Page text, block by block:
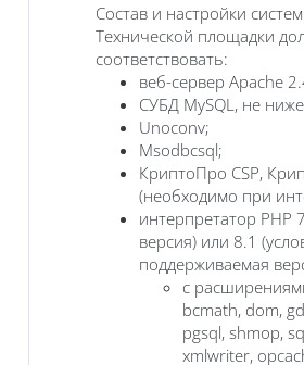
Состав и настройки
Технической площадки
соответствовать:
веб-сервер Apache
СУБД MySQL, не
Unoconv;
Msodbcsql;
КриптоПро CSP,
(необходимо при
интерпретатор PHP
версия) или 8.1
поддерживаемая
с
bcmath, dom,
pgsql, shmop,
xmlwriter,